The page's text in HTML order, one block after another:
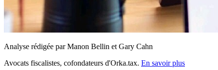
Analyse rédigée par Manon Bellin et Gary Cahn
Avocats fiscalistes, cofondateurs d'Orka.tax. En savoir plus